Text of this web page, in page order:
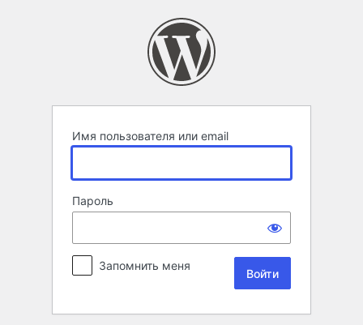
Имя пользователя или email
Пароль
Запомнить меня